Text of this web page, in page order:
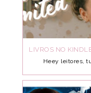
LIVROS NO
Heey leitores,